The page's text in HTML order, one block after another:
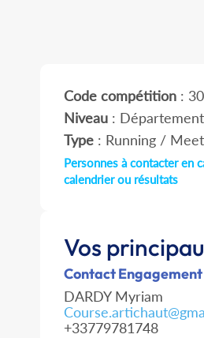
Code compétition:
Niveau:
Type: Running /
Personnes à contacter en
calendrier ou résultats
Vos
Contact Engagement
DARDY Myriam
+33779781748